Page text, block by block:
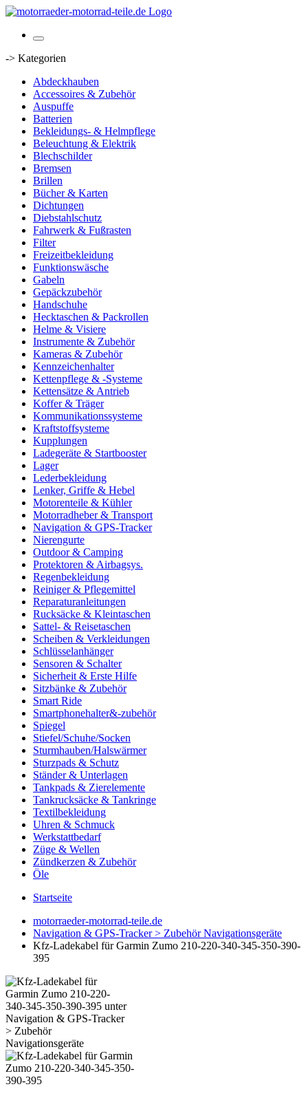
-> Kategorien
Abdeckhauben
Accessoires & Zubehör
Auspuffe
Batterien
Bekleidungs- & Helmpflege
Beleuchtung & Elektrik
Blechschilder
Bremsen
Brillen
Bücher & Karten
Dichtungen
Diebstahlschutz
Fahrwerk & Fußrasten
Filter
Freizeitbekleidung
Funktionswäsche
Gabeln
Gepäckzubehör
Handschuhe
Hecktaschen & Packrollen
Helme & Visiere
Instrumente & Zubehör
Kameras & Zubehör
Kennzeichenhalter
Kettenpflege & -Systeme
Kettensätze & Antrieb
Koffer & Träger
Kommunikationssysteme
Kraftstoffsysteme
Kupplungen
Ladegeräte & Startbooster
Lager
Lederbekleidung
Lenker, Griffe & Hebel
Motorenteile & Kühler
Motorradheber & Transport
Navigation & GPS-Tracker
Nierengurte
Outdoor & Camping
Protektoren & Airbagsys.
Regenbekleidung
Reiniger & Pflegemittel
Reparaturanleitungen
Rucksäcke & Kleintaschen
Sattel- & Reisetaschen
Scheiben & Verkleidungen
Schlüsselanhänger
Sensoren & Schalter
Sicherheit & Erste Hilfe
Sitzbänke & Zubehör
Smart Ride
Smartphonehalter&-zubehör
Spiegel
Stiefel/Schuhe/Socken
Sturmhauben/Halswärmer
Sturzpads & Schutz
Ständer & Unterlagen
Tankpads & Zierelemente
Tankrucksäcke & Tankringe
Textilbekleidung
Uhren & Schmuck
Werkstattbedarf
Züge & Wellen
Zündkerzen & Zubehör
Öle
Startseite
motorraeder-motorrad-teile.de
Navigation & GPS-Tracker > Zubehör Navigationsgeräte
Kfz-Ladekabel für Garmin Zumo 210-220-340-345-350-390-
395